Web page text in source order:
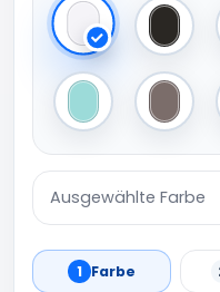
Off White Black
Green Walnut
Ausgewählte Farbe
1 Farbe